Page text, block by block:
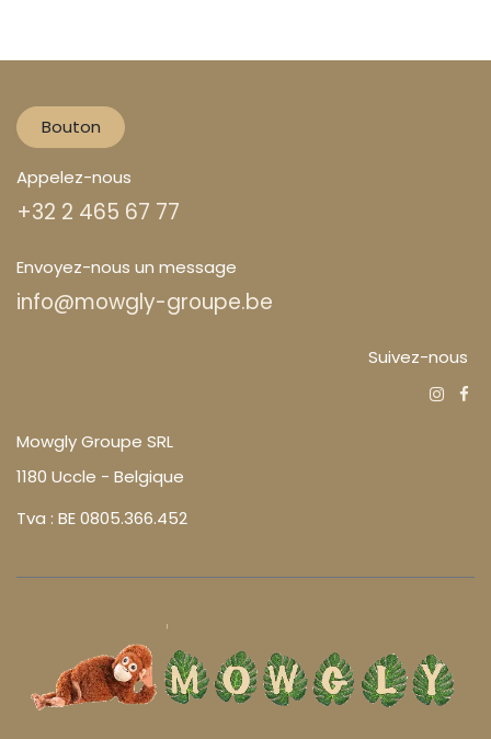
Bouton
Appelez-nous
+32 2 465 67 77
Envoyez-nous un message
info@mowgly-groupe.be
Suivez-nous
Mowgly Groupe SRL
1180 Uccle - Belgique
Tva : BE 0805.366.452